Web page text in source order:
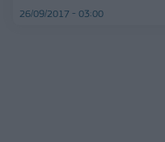
26/09/2017 - 03:00